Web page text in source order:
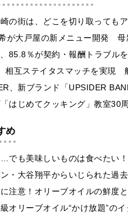
崎の街は、どこを切り取って
が大戸屋の新メニュー開発
85.8％が契約・報酬トラブ
相互ステイタスマッチを実現
、新ブランド「UPSIDER
はじめてクッキング」教室
め
でも美味しいものは食べたい
・大谷翔平からいじられた過
注意！オリーブオイルの鮮度
オリーブオイル“かけ放題”の